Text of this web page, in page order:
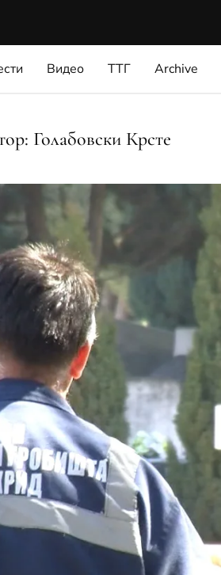
Видео ТТГ Archive
Голабовски Крсте